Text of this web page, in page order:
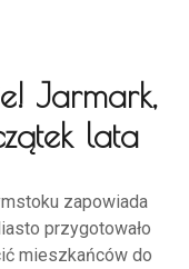
Jarmark,
lata
zapowiada
przygotowało
mieszkańców do